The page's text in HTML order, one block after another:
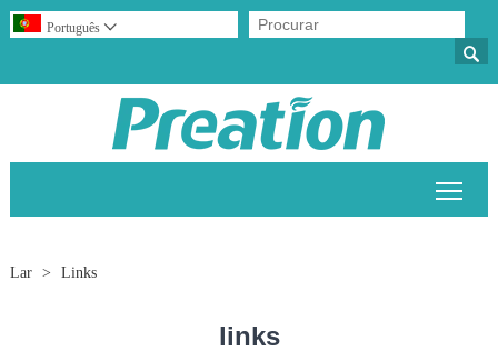

Português 
Lar > Links
links